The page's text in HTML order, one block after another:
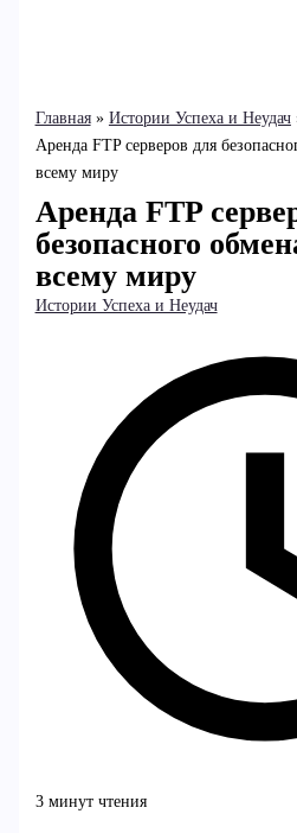
Главная
Истории Успеха и Неудач
Аренда FTP серверов для
всему миру
Аренда FTP
безопасного
всему миру
Истории Успеха и Неудач
3 минут чтения